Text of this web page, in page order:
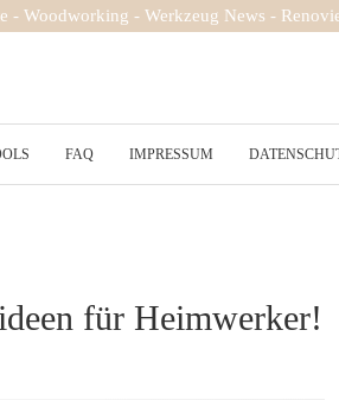
Woodworking - Werkzeug News -
FAQ IMPRESSUM
für Heimwerker!